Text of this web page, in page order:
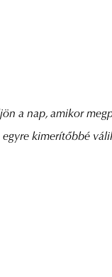
a nap, amikor
kimerítőbbé